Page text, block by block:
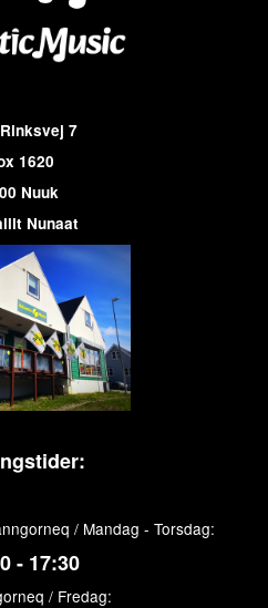
7
1620
Nuuk
Nunaat
/ Mandag - Torsdag:
- 17:30
/ Fredag: